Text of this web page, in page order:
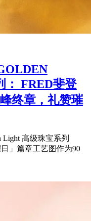
： FRED斐登
终章，礼赞璀
Light 高级珠宝系列
日」篇章工艺图作为90